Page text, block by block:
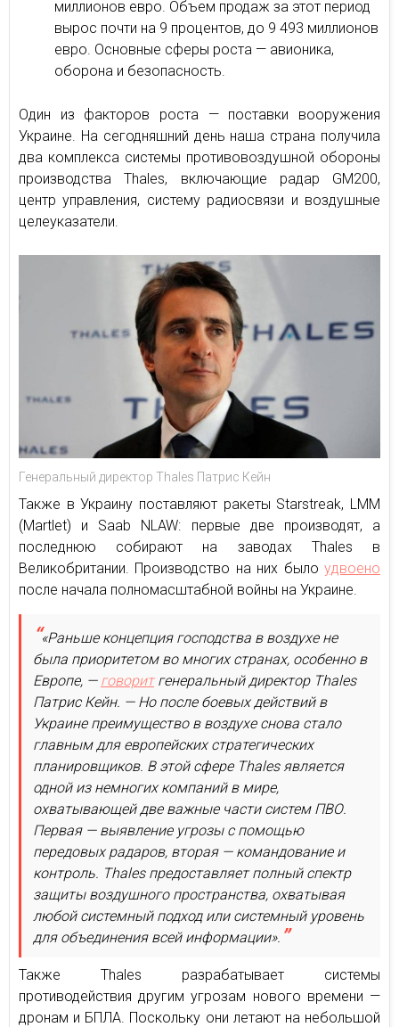
миллионов евро. Объем продаж за этот период
вырос почти на 9 процентов, до 9 493 миллионов
евро. Основные сферы роста — авионика,
оборона и безопасность.
Один из факторов роста — поставки вооружения
Украине. На сегодняшний день наша страна получила
два комплекса системы противовоздушной обороны
производства Thales, включающие радар GM200,
центр управления, систему радиосвязи и воздушные
целеуказатели.
Генеральный директор Thales Патрис Кейн
Также в Украину поставляют ракеты Starstreak, LMM
(Martlet) и Saab NLAW: первые две производят, а
последнюю собирают на заводах Thales в
Великобритании. Производство на них было удвоено
после начала полномасштабной войны на Украине.
«Раньше концепция господства в воздухе не
была приоритетом во многих странах, особенно в
Европе, — говоритгенеральный директор Thales
Патрис Кейн. — Но после боевых действий в
Украине преимущество в воздухе снова стало
главным для европейских стратегических
планировщиков. В этой сфере Thales является
одной из немногих компаний в мире,
охватывающей две важные части систем ПВО.
Первая — выявление угрозы с помощью
передовых радаров, вторая — командование и
контроль. Thales предоставляет полный спектр
защиты воздушного пространства, охватывая
любой системный подход или системный уровень
для объединения всей информации».
Также Thales разрабатывает системы
противодействия другим угрозам нового времени —
дронам и БПЛА. Поскольку они летают на небольшой